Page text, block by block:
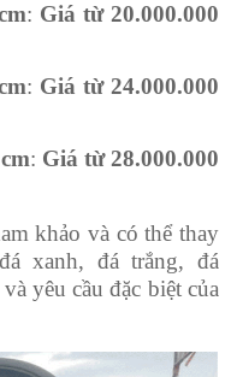
: Giá từ 20.000.000
: Giá từ 24.000.000
: Giá từ 28.000.000
khảo và có thể thay
xanh, đá trắng, đá
yêu cầu đặc biệt của